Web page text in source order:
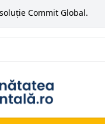
Commit Global.